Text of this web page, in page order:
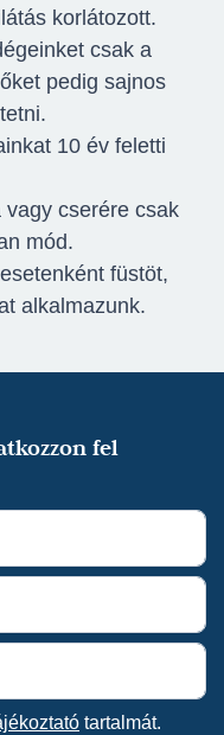
korlátozott.
csak a
pedig sajnos
10 év feletti
cserére csak
mód.
füstöt,
alkalmazunk.
fel
tartalmát.